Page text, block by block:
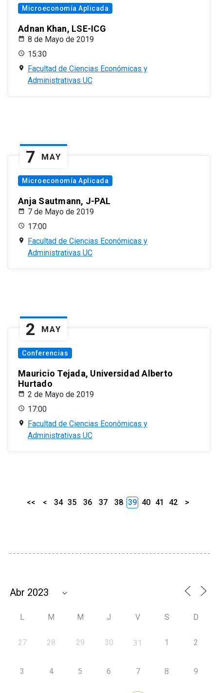
Microeconomía Aplicada
Adnan Khan, LSE-ICG
8 de Mayo de 2019
15:30
Facultad de Ciencias Económicas y
Administrativas UC
7 MAY
Microeconomía Aplicada
Anja Sautmann, J-PAL
7 de Mayo de 2019
17:00
Facultad de Ciencias Económicas y
Administrativas UC
2 MAY
Conferencias
Mauricio Tejada, Universidad Alberto
Hurtado
2 de Mayo de 2019
17:00
Facultad de Ciencias Económicas y
Administrativas UC
<< < 34 35 36 37 38 39 40 41 42 >
L M M J V S D
27 28 29 30 31 1 2
3 4 5 6 7 8 9